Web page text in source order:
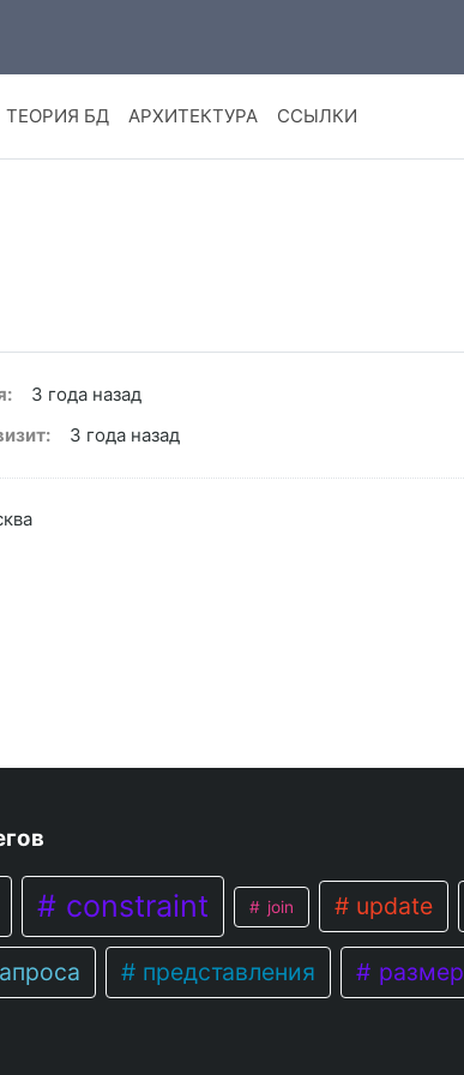
ТЕОРИЯ БД АРХИТЕКТУРА ССЫЛКИ
3 года назад
3 года назад
constraint join update
представления размер